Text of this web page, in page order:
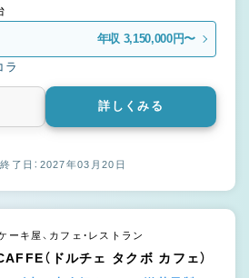
年収 3,150,000円〜
ラ
詳しくみる
終了日：2027年03月20日
ーキ屋、カフェ・レストラン
（ドルチェ タクボ カフェ）